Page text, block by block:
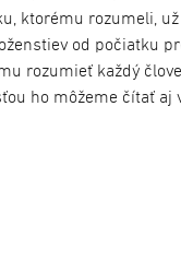
ktorému rozumeli,
od počiatku
rozumieť každý
ho môžeme čítať aj
pokladom aj u vás
môžu zapisovať